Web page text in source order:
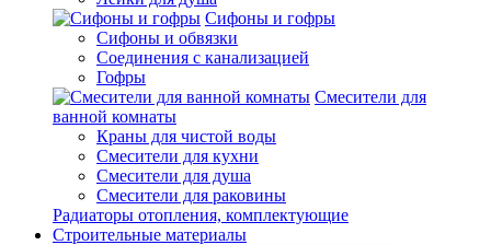
Сифоны и гофры
Сифоны и обвязки
Соединения с канализацией
Гофры
Смесители для
ванной комнаты
Краны для чистой воды
Смесители для кухни
Смесители для душа
Смесители для раковины
Радиаторы отопления, комплектующие
Строительные материалы